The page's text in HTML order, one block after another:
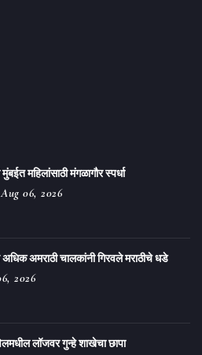
महिलांसाठी मंगळागौर स्पर्धा
Aug 06, 2026
अमराठी चालकांनी गिरवले मराठीचे धडे
2026
लॉजवर गुन्हे शाखेचा छापा